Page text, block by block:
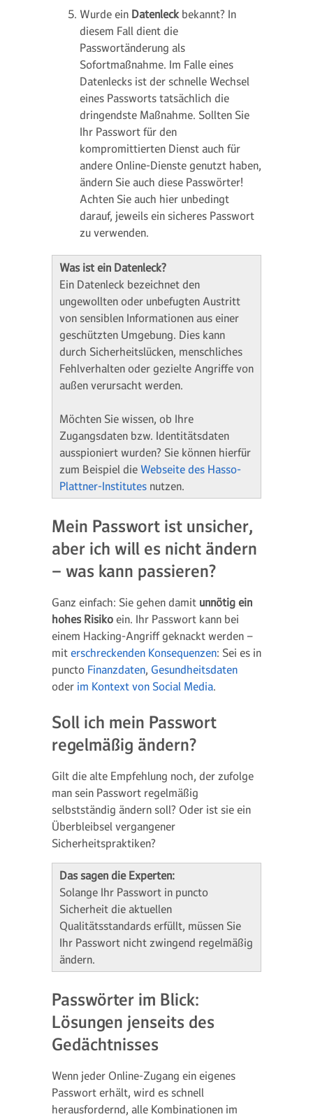
Wurde ein Datenleck bekannt? In
diesem Fall dient die
Passwortänderung als
Sofortmaßnahme. Im Falle eines
Datenlecks ist der schnelle Wechsel
eines Passworts tatsächlich die
dringendste Maßnahme. Sollten Sie
Ihr Passwort für den
kompromittierten Dienst auch für
andere Online-Dienste genutzt haben,
ändern Sie auch diese Passwörter!
Achten Sie auch hier unbedingt
darauf, jeweils ein sicheres Passwort
zu verwenden.
Was ist ein Datenleck?
Ein Datenleck bezeichnet den
ungewollten oder unbefugten Austritt
von sensiblen Informationen aus einer
geschützten Umgebung. Dies kann
durch Sicherheitslücken, menschliches
Fehlverhalten oder gezielte Angriffe von
außen verursacht werden.
Möchten Sie wissen, ob Ihre
Zugangsdaten bzw. Identitätsdaten
ausspioniert wurden? Sie können hierfür
zum Beispiel die Webseite des Hasso-
Plattner-Institutes nutzen.
Mein Passwort ist unsicher,
aber ich will es nicht ändern
– was kann passieren?
Ganz einfach: Sie gehen damit unnötig ein
hohes Risiko ein. Ihr Passwort kann bei
einem Hacking-Angriff geknackt werden –
mit erschreckenden Konsequenzen: Sei es in
puncto Finanzdaten, Gesundheitsdaten
oder im Kontext von Social Media.
Soll ich mein Passwort
regelmäßig ändern?
Gilt die alte Empfehlung noch, der zufolge
man sein Passwort regelmäßig
selbstständig ändern soll? Oder ist sie ein
Überbleibsel vergangener
Sicherheitspraktiken?
Das sagen die Experten:
Solange Ihr Passwort in puncto
Sicherheit die aktuellen
Qualitätsstandards erfüllt, müssen Sie
Ihr Passwort nicht zwingend regelmäßig
ändern.
Passwörter im Blick:
Lösungen jenseits des
Gedächtnisses
Wenn jeder Online-Zugang ein eigenes
Passwort erhält, wird es schnell
herausfordernd, alle Kombinationen im